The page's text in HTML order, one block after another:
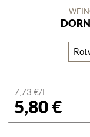
7,73 €/L
5,80 €